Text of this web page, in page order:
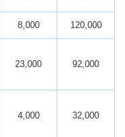
8,000 120,000
23,000 92,000
4,000 32,000